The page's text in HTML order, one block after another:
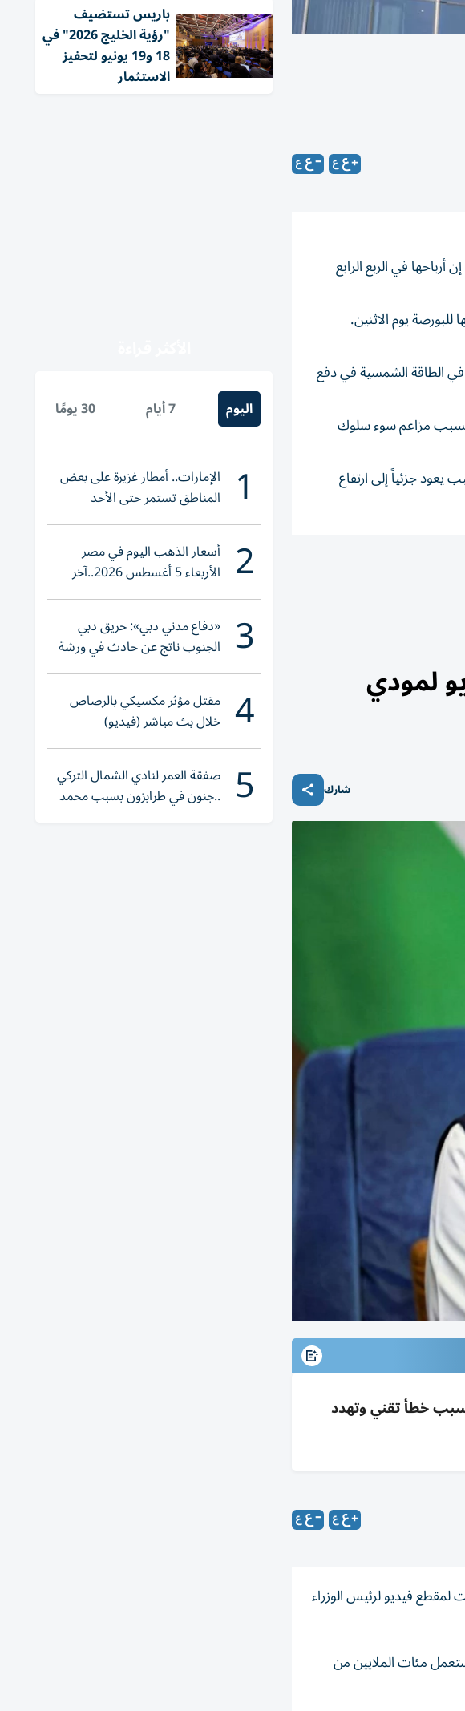
في الربع الرابع
في الطاقة الشمسية في دفع
بسبب مزاعم سوء سلوك
بنسبة 12% على أساس سنوي إلى 27 مليار روبية بسبب يعود جزئياً إلى ارتفاع
لمودي
شارك
لفيديو لمودي بسبب خطأ تقني وتهدد
لمقطع فيديو لرئيس الوزراء
مئات الملايين من
باريس تستضيف
"رؤية الخليج 2026" في
18 و19 يونيو لتحفيز
الاستثمار
اليوم 7 أيام 30 يومًا
1 الإمارات.. أمطار غزيرة على بعض
المناطق تستمر حتى الأحد
2 أسعار الذهب اليوم في مصر
الأربعاء 5 أغسطس 2026..آخر
تحديث لعيار 21
3 «دفاع مدني دبي»: حريق دبي
الجنوب ناتج عن حادث في ورشة
ولا إصابات
4 مقتل مؤثر مكسيكي بالرصاص
خلال بث مباشر (فيديو)
5 صفقة العمر لنادي الشمال التركي
..جنون في طرابزون بسبب محمد